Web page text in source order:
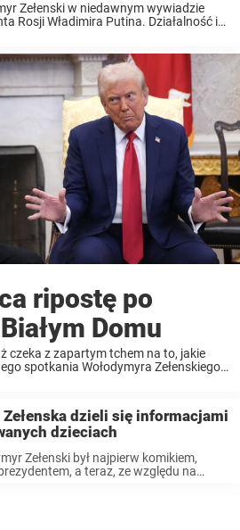
Zełenski w niedawnym wywiadzie
Rosji Władimira Putina. Działalność i
Zełenski zajął stanowcze stanowisko
ripostę po
Domu
czeka z zapartym tchem na to, jakie
spotkania Wołodymyra Zełenskiego
Zełenska dzieli się informacjami
dzieciach
Zełenski był najpierw komikiem,
a teraz, ze względu na